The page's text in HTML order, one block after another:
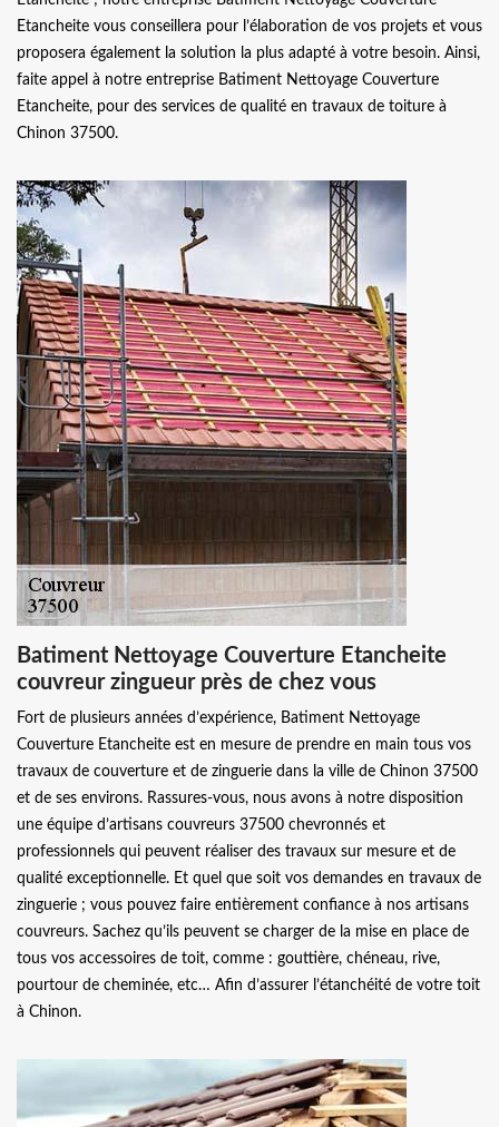
Etancheite vous conseillera pour l’élaboration de vos projets et vous
proposera également la solution la plus adapté à votre besoin. Ainsi,
faite appel à notre entreprise Batiment Nettoyage Couverture
Etancheite, pour des services de qualité en travaux de toiture à
Chinon 37500.
Batiment Nettoyage Couverture Etancheite
couvreur zingueur près de chez vous
Fort de plusieurs années d’expérience, Batiment Nettoyage
Couverture Etancheite est en mesure de prendre en main tous vos
travaux de couverture et de zinguerie dans la ville de Chinon 37500
et de ses environs. Rassures-vous, nous avons à notre disposition
une équipe d’artisans couvreurs 37500 chevronnés et
professionnels qui peuvent réaliser des travaux sur mesure et de
qualité exceptionnelle. Et quel que soit vos demandes en travaux de
zinguerie ; vous pouvez faire entièrement confiance à nos artisans
couvreurs. Sachez qu’ils peuvent se charger de la mise en place de
tous vos accessoires de toit, comme : gouttière, chéneau, rive,
pourtour de cheminée, etc… Afin d’assurer l’étanchéité de votre toit
à Chinon.